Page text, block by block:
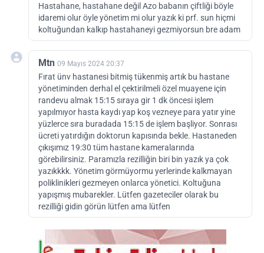
Hastahane, hastahane değil Azo babanın çiftliği böyle
idaremi olur öyle yönetim mi olur yazık ki prf. sun hiçmi
koltuğundan kalkıp hastahaneyi gezmiyorsun bre adam
Mtn 09 Mayıs 2024 20:37
Fırat ünv hastanesi bitmiş tükenmiş artık bu hastane
yönetiminden derhal el çektirilmeli özel muayene için
randevu almak 15:15 sıraya gir 1 dk öncesi işlem
yapılmıyor hasta kaydı yap koş vezneye para yatır yine
yüzlerce sıra buradada 15:15 de işlem başliyor. Sonrası
ücreti yatırdığın doktorun kapısında bekle. Hastaneden
çıkışımız 19:30 tüm hastane kameralarında
görebilirsiniz. Paramızla rezilliğin biri bin yazık ya çok
yazıkkkk. Yönetim görmüyormu yerlerinde kalkmayan
poliklinikleri gezmeyen onlarca yönetici. Koltuğuna
yapışmış mubarekler. Lütfen gazeteciler olarak bu
rezilliği gidin görün lütfen ama lütfen